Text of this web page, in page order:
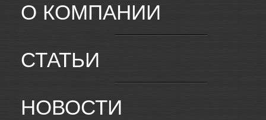
О КОМПАНИИ
СТАТЬИ
НОВОСТИ